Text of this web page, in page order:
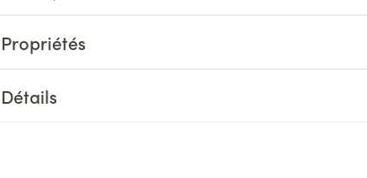
Propriétés
Détails